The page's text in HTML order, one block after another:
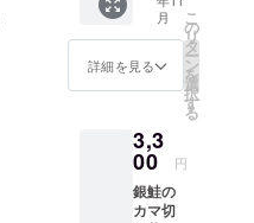
月
詳細を見る
こ
の
リ
タ
ー
ン
を
選
択
す
る
3,3
00 円
銀鮭の
カマ切